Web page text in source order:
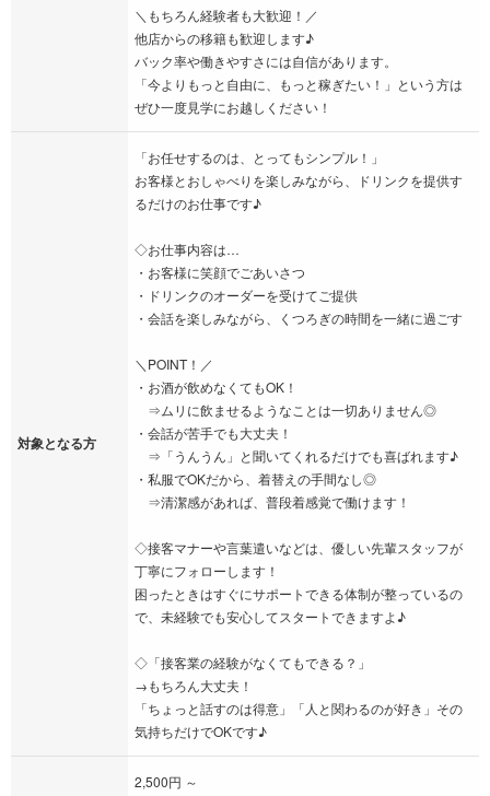
＼もちろん経験者も大歓迎！／
他店からの移籍も歓迎します♪
バック率や働きやすさには自信があります。
「今よりもっと自由に、もっと稼ぎたい！」という方は
ぜひ一度見学にお越しください！
対象となる方
「お任せするのは、とってもシンプル！」
お客様とおしゃべりを楽しみながら、ドリンクを提供す
るだけのお仕事です♪
◇お仕事内容は…
・お客様に笑顔でごあいさつ
・ドリンクのオーダーを受けてご提供
・会話を楽しみながら、くつろぎの時間を一緒に過ごす
＼POINT！／
・お酒が飲めなくてもOK！
⇒ムリに飲ませるようなことは一切ありません◎
・会話が苦手でも大丈夫！
⇒「うんうん」と聞いてくれるだけでも喜ばれます♪
・私服でOKだから、着替えの手間なし◎
⇒清潔感があれば、普段着感覚で働けます！
◇接客マナーや言葉遣いなどは、優しい先輩スタッフが
丁寧にフォローします！
困ったときはすぐにサポートできる体制が整っているの
で、未経験でも安心してスタートできますよ♪
◇「接客業の経験がなくてもできる？」
→もちろん大丈夫！
「ちょっと話すのは得意」「人と関わるのが好き」その
気持ちだけでOKです♪
2,500円 ～